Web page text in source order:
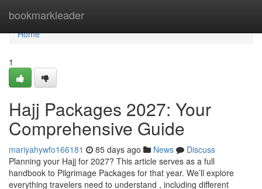
bookmarkleader
Home
Home
1
Hajj Packages 2027: Your
Comprehensive Guide
mariyahywfo166181 85 days ago News
Discuss
Planning your Hajj for 2027? This article serves as a full
handbook to Pilgrimage Packages for that year. We’ll explore
everything travelers need to understand , including different